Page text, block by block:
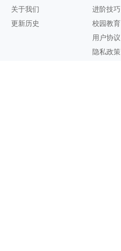
关于我们
更新历史
进阶技巧
校园教育
用户协议
隐私政策